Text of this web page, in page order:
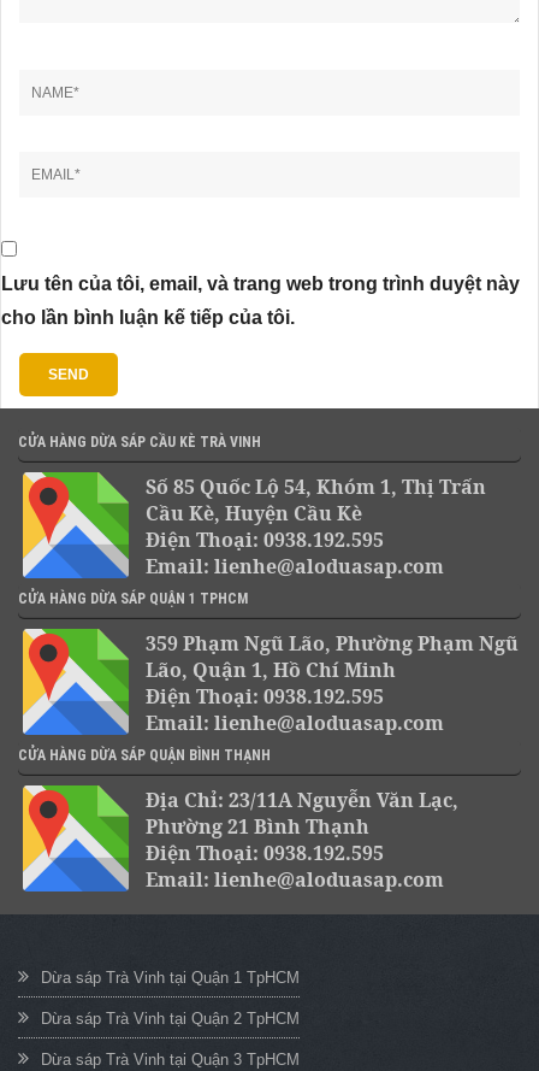
Lưu tên của tôi, email, và trang web trong trình duyệt này
cho lần bình luận kế tiếp của tôi.
CỬA HÀNG DỪA SÁP CẦU KÈ TRÀ VINH
Số 85 Quốc Lộ 54, Khóm 1, Thị Trấn
Cầu Kè, Huyện Cầu Kè
Điện Thoại: 0938.192.595
Email: lienhe@aloduasap.com
CỬA HÀNG DỪA SÁP QUẬN 1 TPHCM
359 Phạm Ngũ Lão, Phường Phạm Ngũ
Lão, Quận 1, Hồ Chí Minh
Điện Thoại: 0938.192.595
Email: lienhe@aloduasap.com
CỬA HÀNG DỪA SÁP QUẬN BÌNH THẠNH
Địa Chỉ: 23/11A Nguyễn Văn Lạc,
Phường 21 Bình Thạnh
Điện Thoại: 0938.192.595
Email: lienhe@aloduasap.com
Dừa sáp Trà Vinh tại Quận 1 TpHCM
Dừa sáp Trà Vinh tại Quận 2 TpHCM
Dừa sáp Trà Vinh tại Quận 3 TpHCM